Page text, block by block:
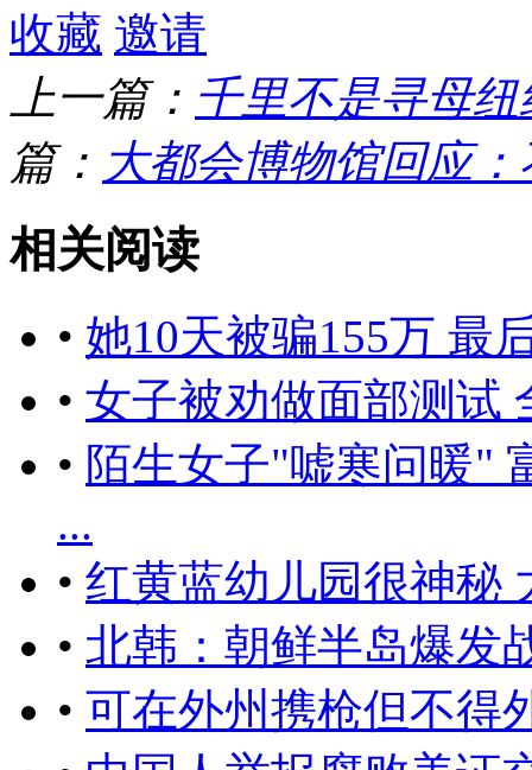
收藏 邀请
上一篇： 千里不是寻母
篇： 大都会博物馆回应
相关阅读
• 她10天被骗155万 最
• 女子被劝做面部测试
• 陌生女子"嘘寒问暖"
...
• 红黄蓝幼儿园很神秘
• 北韩：朝鲜半岛爆发
• 可在外州携枪但不得